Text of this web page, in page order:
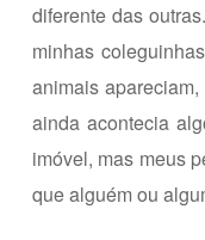
diferente das
minhas
animais
ainda acontecia
imóvel, mas meus
que alguém ou